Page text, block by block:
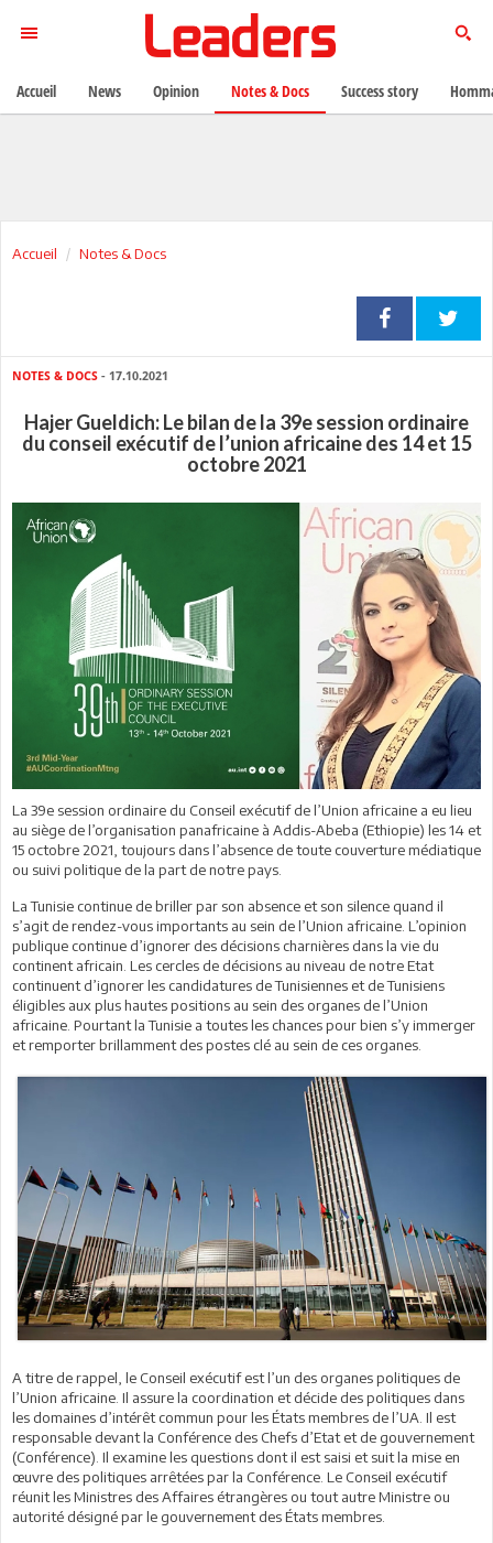
Accueil Notes & Docs
NOTES & DOCS - 17.10.2021
Hajer Gueldich: Le bilan de la 39e session ordinaire
du conseil exécutif de l’union africaine des 14 et 15
octobre 2021
La 39e session ordinaire du Conseil exécutif de l’Union africaine a eu lieu
au siège de l’organisation panafricaine à Addis-Abeba (Ethiopie) les 14 et
15 octobre 2021, toujours dans l’absence de toute couverture médiatique
ou suivi politique de la part de notre pays.
La Tunisie continue de briller par son absence et son silence quand il
s’agit de rendez-vous importants au sein de l’Union africaine. L’opinion
publique continue d’ignorer des décisions charnières dans la vie du
continent africain. Les cercles de décisions au niveau de notre Etat
continuent d’ignorer les candidatures de Tunisiennes et de Tunisiens
éligibles aux plus hautes positions au sein des organes de l’Union
africaine. Pourtant la Tunisie a toutes les chances pour bien s’y immerger
et remporter brillamment des postes clé au sein de ces organes.
A titre de rappel, le Conseil exécutif est l’un des organes politiques de
l’Union africaine. Il assure la coordination et décide des politiques dans
les domaines d’intérêt commun pour les États membres de l’UA. Il est
responsable devant la Conférence des Chefs d’Etat et de gouvernement
(Conférence). Il examine les questions dont il est saisi et suit la mise en
œuvre des politiques arrêtées par la Conférence. Le Conseil exécutif
réunit les Ministres des Affaires étrangères ou tout autre Ministre ou
autorité désigné par le gouvernement des États membres.
Accueil News Opinion Notes & Docs Success story